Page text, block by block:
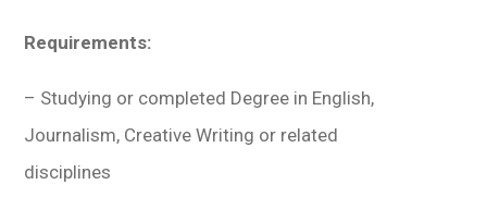
Requirements:
– Studying or completed Degree in English,
Journalism, Creative Writing or related
disciplines